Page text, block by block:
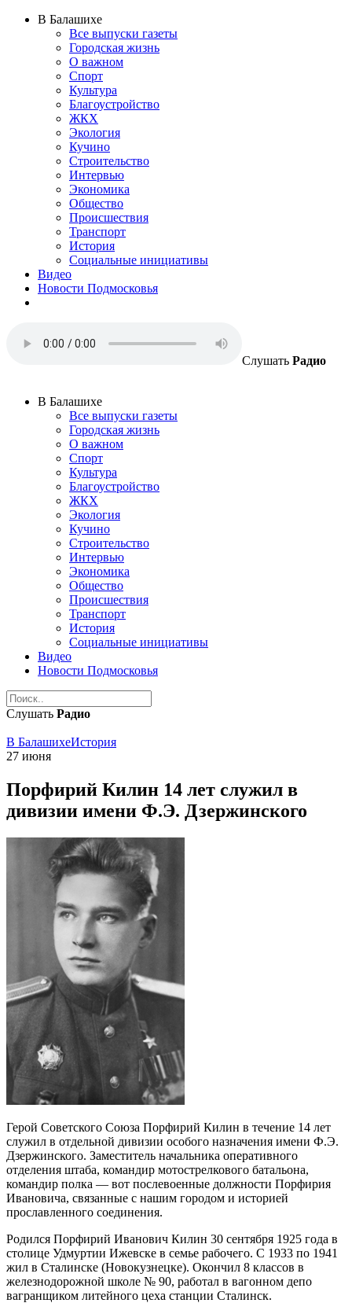
В Балашихе
Все выпуски газеты
Городская жизнь
О важном
Спорт
Культура
Благоустройство
ЖКХ
Экология
Кучино
Строительство
Интервью
Экономика
Общество
Происшествия
Транспорт
История
Социальные инициативы
Видео
Новости Подмосковья
Слушать Радио
В Балашихе
Все выпуски газеты
Городская жизнь
О важном
Спорт
Культура
Благоустройство
ЖКХ
Экология
Кучино
Строительство
Интервью
Экономика
Общество
Происшествия
Транспорт
История
Социальные инициативы
Видео
Новости Подмосковья
Слушать Радио
В БалашихеИстория
27 июня
Порфирий Килин 14 лет служил в
дивизии имени Ф.Э. Дзержинского
Герой Советского Союза Порфирий Килин в течение 14 лет
служил в отдельной дивизии особого назначения имени Ф.Э.
Дзержинского. Заместитель начальника оперативного
отделения штаба, командир мотострелкового батальона,
командир полка — вот послевоенные должности Порфирия
Ивановича, связанные с нашим городом и историей
прославленного соединения.
Родился Порфирий Иванович Килин 30 сентября 1925 года в
столице Удмуртии Ижевске в семье рабочего. С 1933 по 1941
жил в Сталинске (Новокузнецке). Окончил 8 классов в
железнодорожной школе № 90, работал в вагонном депо
вагранщиком литейного цеха станции Сталинск.